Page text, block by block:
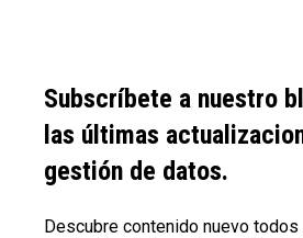
Subscríbete a nuestro
las últimas
gestión de datos.
Descubre contenido nuevo